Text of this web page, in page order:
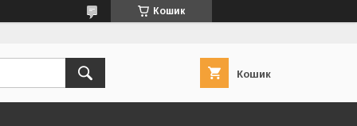
Кошик
Кошик